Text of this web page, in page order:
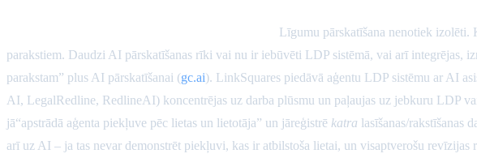
Līgumu pārskatīšana nenotiek izolēti.
parakstiem. Daudzi AI pārskatīšanas rīki vai nu ir iebūvēti LDP sistēmā, vai arī integrējas,
parakstam” plus AI pārskatīšanai (gc.ai). LinkSquares piedāvā aģentu LDP sistēmu ar AI
AI, LegalRedline, RedlineAI) koncentrējas uz darba plūsmu un paļaujas uz jebkuru LDP
jā“apstrādā aģenta piekļuve pēc lietas un lietotāja” un jāreģistrē katra lasīšanas/rakstīšanas
arī uz AI – ja tas nevar demonstrēt piekļuvi, kas ir atbilstoša lietai, un visaptverošu